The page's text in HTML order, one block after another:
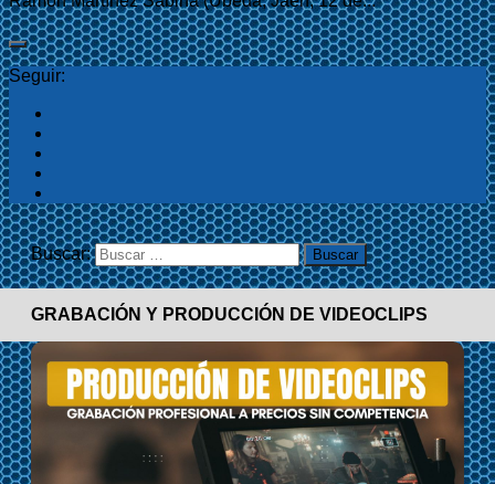
Seguir:
Buscar:
GRABACIÓN Y PRODUCCIÓN DE VIDEOCLIPS